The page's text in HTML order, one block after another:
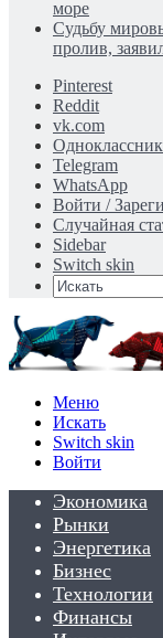
море
Судьбу
пролив,
Pinterest
Reddit
vk.com
Telegram
WhatsApp
Войти /
Случайная
Sidebar
Switch skin
Меню
Искать
Switch skin
Войти
Экономика
Рынки
Энергетика
Бизнес
Технологии
Финансы